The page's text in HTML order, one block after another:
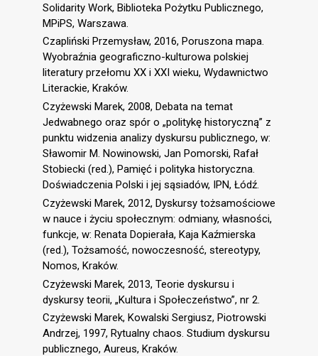
Solidarity Work, Biblioteka Pożytku Publicznego,
MPiPS, Warszawa.
Czapliński Przemysław, 2016, Poruszona mapa.
Wyobraźnia geograficzno-kulturowa polskiej
literatury przełomu XX i XXI wieku, Wydawnictwo
Literackie, Kraków.
Czyżewski Marek, 2008, Debata na temat
Jedwabnego oraz spór o „politykę historyczną” z
punktu widzenia analizy dyskursu publicznego, w:
Sławomir M. Nowinowski, Jan Pomorski, Rafał
Stobiecki (red.), Pamięć i polityka historyczna.
Doświadczenia Polski i jej sąsiadów, IPN, Łódź.
Czyżewski Marek, 2012, Dyskursy tożsamościowe
w nauce i życiu społecznym: odmiany, własności,
funkcje, w: Renata Dopierała, Kaja Kaźmierska
(red.), Tożsamość, nowoczesność, stereotypy,
Nomos, Kraków.
Czyżewski Marek, 2013, Teorie dyskursu i
dyskursy teorii, „Kultura i Społeczeństwo”, nr 2.
Czyżewski Marek, Kowalski Sergiusz, Piotrowski
Andrzej, 1997, Rytualny chaos. Studium dyskursu
publicznego, Aureus, Kraków.